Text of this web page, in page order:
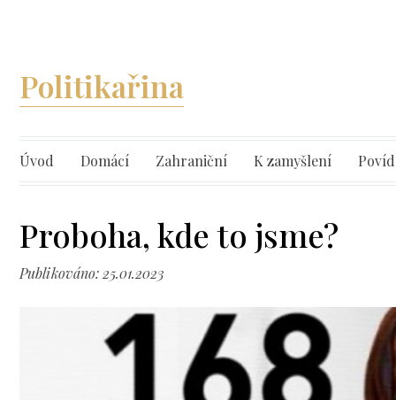
Politikařina
Úvod Domácí Zahraniční K zamyšlení
Proboha, kde to jsme?
Publikováno: 25.01.2023